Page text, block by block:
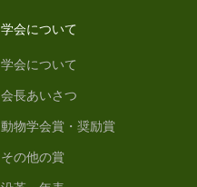
学会について
学会について
会長あいさつ
動物学会賞・奨励賞
その他の賞